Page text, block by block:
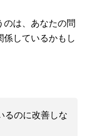
のは、あなたの問
しているかもし
るのに改善しな